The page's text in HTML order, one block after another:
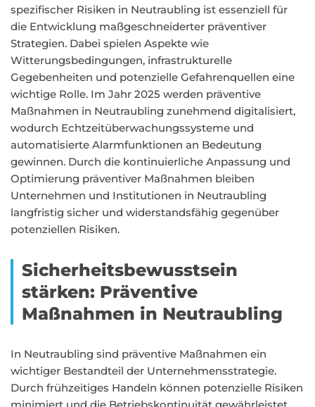
spezifischer Risiken in Neutraubling ist essenziell für
die Entwicklung maßgeschneiderter präventiver
Strategien. Dabei spielen Aspekte wie
Witterungsbedingungen, infrastrukturelle
Gegebenheiten und potenzielle Gefahrenquellen eine
wichtige Rolle. Im Jahr 2025 werden präventive
Maßnahmen in Neutraubling zunehmend digitalisiert,
wodurch Echtzeitüberwachungssysteme und
automatisierte Alarmfunktionen an Bedeutung
gewinnen. Durch die kontinuierliche Anpassung und
Optimierung präventiver Maßnahmen bleiben
Unternehmen und Institutionen in Neutraubling
langfristig sicher und widerstandsfähig gegenüber
potenziellen Risiken.
Sicherheitsbewusstsein
stärken: Präventive
Maßnahmen in Neutraubling
In Neutraubling sind präventive Maßnahmen ein
wichtiger Bestandteil der Unternehmensstrategie.
Durch frühzeitiges Handeln können potenzielle Risiken